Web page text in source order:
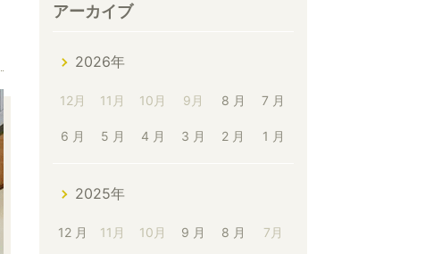
アーカイブ
2026年
12月 11月 10月 9月 8 月 7 月
6 月 5 月 4 月 3 月 2 月 1 月
2025年
12 月 11月 10月 9 月 8 月 7月